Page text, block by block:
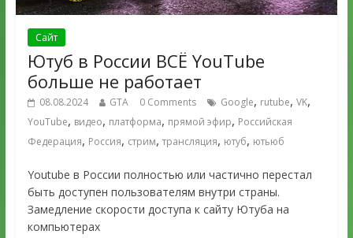
Сайт
Ютуб в России ВСЁ YouTube
больше не работает
08.08.2024 GTA 0 Comments Google, rutube, VK,
YouTube, видео, платформа, прямой эфир, Российская
Федерация, Россия, стрим, трансляция, ютуб, ютьюб
Youtube в России полностью или частично перестал
быть доступен пользователям внутри страны.
Замедление скорости доступа к сайту Ютуба на
компьютерах